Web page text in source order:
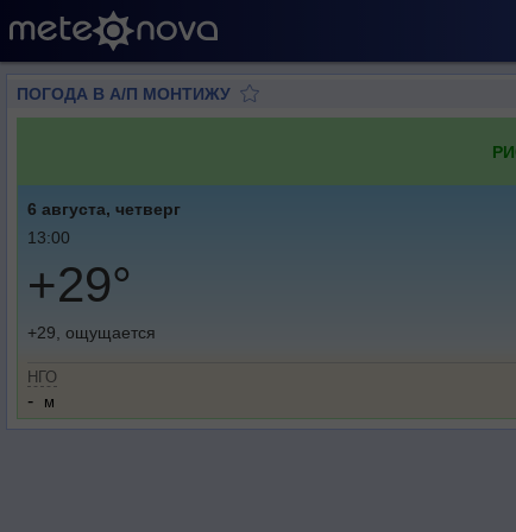
ПОГОДА В А/П МОНТИЖУ
6 августа, четверг
13:00
+29°
+29, ощущается
НГО
- м